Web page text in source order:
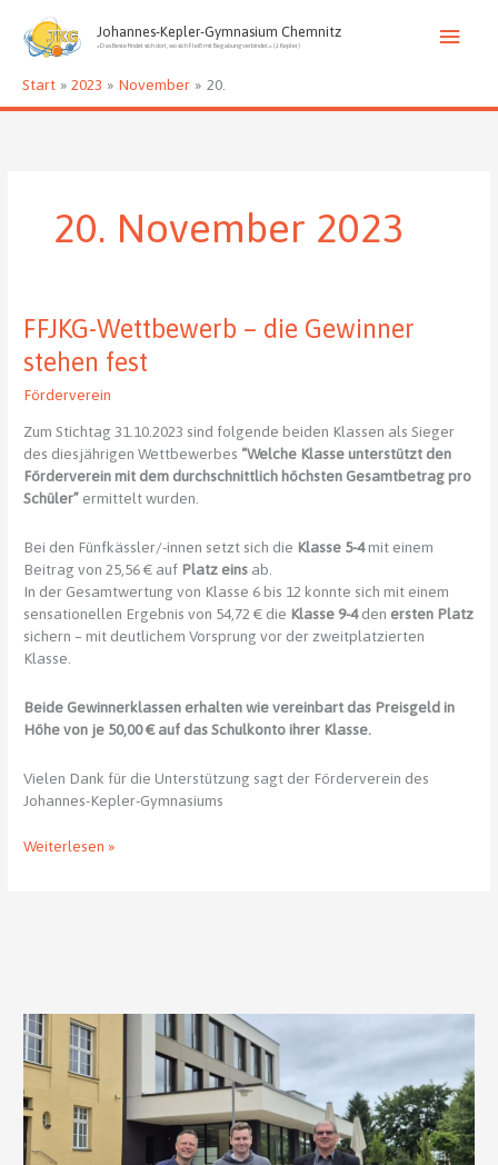
Inhalt
springen
Johannes-Kepler-Gymnasium Chemnitz
»Das Beste findet sich dort, wo sich Fleiß mit Begabung verbindet.« (J. Kepler)
Start 2023 November 20.
20. November 2023
FFJKG-Wettbewerb – die Gewinner
stehen fest
Förderverein
Zum Stichtag 31.10.2023 sind folgende beiden Klassen als Sieger
des diesjährigen Wettbewerbes “Welche Klasse unterstützt den
Förderverein mit dem durchschnittlich höchsten Gesamtbetrag pro
Schüler” ermittelt wurden.
Bei den Fünfkässler/-innen setzt sich die Klasse 5-4mit einem
Beitrag von 25,56 € auf Platz eins ab.
In der Gesamtwertung von Klasse 6 bis 12 konnte sich mit einem
sensationellen Ergebnis von 54,72 € die Klasse 9-4den ersten Platz
sichern – mit deutlichem Vorsprung vor der zweitplatzierten
Klasse.
Beide Gewinnerklassen erhalten wie vereinbart das Preisgeld in
Höhe von je 50,00 € auf das Schulkonto ihrer Klasse.
Vielen Dank für die Unterstützung sagt der Förderverein des
Johannes-Kepler-Gymnasiums
FFJKG-
Weiterlesen »